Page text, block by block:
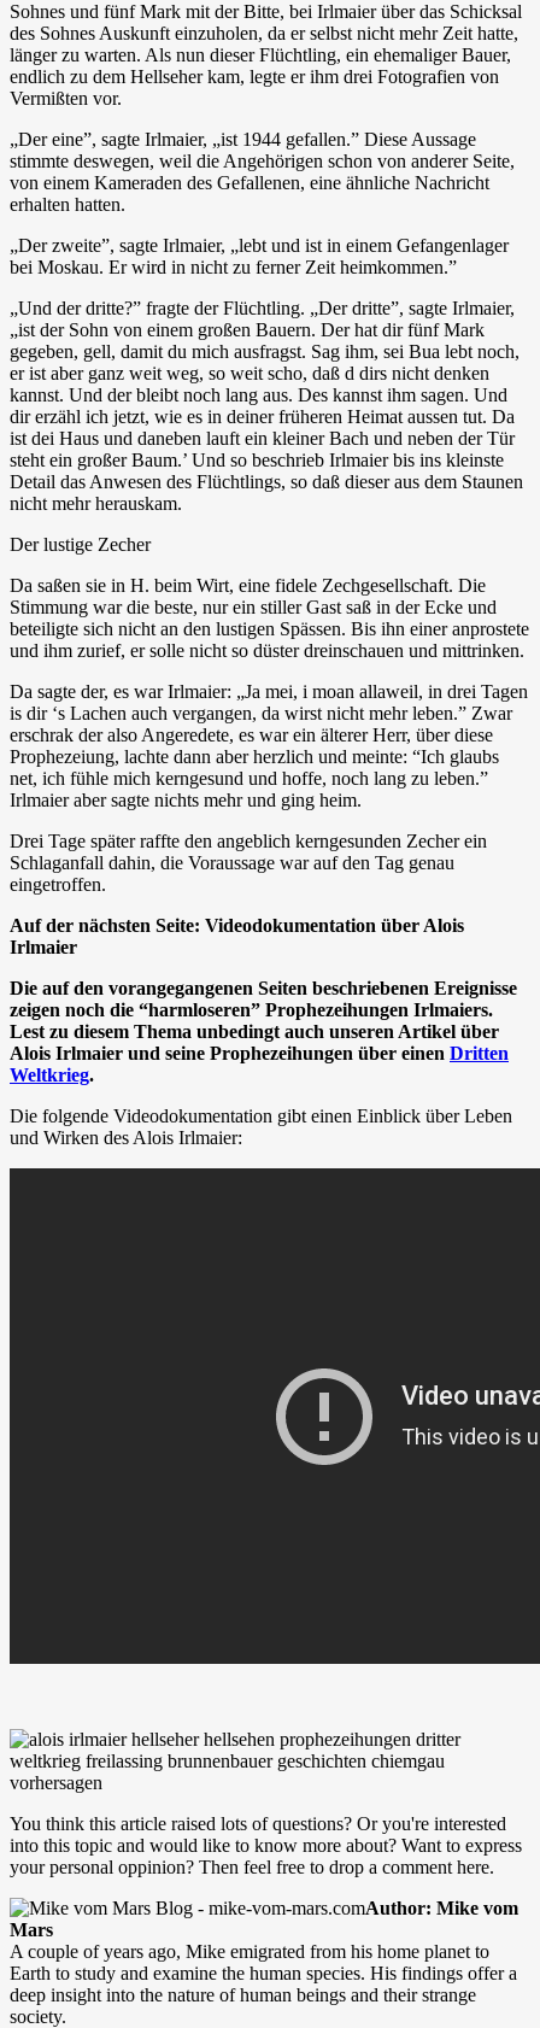
Sohnes und fünf Mark mit der Bitte, bei Irlmaier über das Schicksal
des Sohnes Auskunft einzuholen, da er selbst nicht mehr Zeit hatte,
länger zu warten. Als nun dieser Flüchtling, ein ehemaliger Bauer,
endlich zu dem Hellseher kam, legte er ihm drei Fotografien von
Vermißten vor.
„Der eine”, sagte Irlmaier, „ist 1944 gefallen.” Diese Aussage
stimmte deswegen, weil die Angehörigen schon von anderer Seite,
von einem Kameraden des Gefallenen, eine ähnliche Nachricht
erhalten hatten.
„Der zweite”, sagte Irlmaier, „lebt und ist in einem Gefangenlager
bei Moskau. Er wird in nicht zu ferner Zeit heimkommen.”
„Und der dritte?” fragte der Flüchtling. „Der dritte”, sagte Irlmaier,
„ist der Sohn von einem großen Bauern. Der hat dir fünf Mark
gegeben, gell, damit du mich ausfragst. Sag ihm, sei Bua lebt noch,
er ist aber ganz weit weg, so weit scho, daß d dirs nicht denken
kannst. Und der bleibt noch lang aus. Des kannst ihm sagen. Und
dir erzähl ich jetzt, wie es in deiner früheren Heimat aussen tut. Da
ist dei Haus und daneben lauft ein kleiner Bach und neben der Tür
steht ein großer Baum.’ Und so beschrieb Irlmaier bis ins kleinste
Detail das Anwesen des Flüchtlings, so daß dieser aus dem Staunen
nicht mehr herauskam.
Der lustige Zecher
Da saßen sie in H. beim Wirt, eine fidele Zechgesellschaft. Die
Stimmung war die beste, nur ein stiller Gast saß in der Ecke und
beteiligte sich nicht an den lustigen Spässen. Bis ihn einer anprostete
und ihm zurief, er solle nicht so düster dreinschauen und mittrinken.
Da sagte der, es war Irlmaier: „Ja mei, i moan allaweil, in drei Tagen
is dir ‘s Lachen auch vergangen, da wirst nicht mehr leben.” Zwar
erschrak der also Angeredete, es war ein älterer Herr, über diese
Prophezeiung, lachte dann aber herzlich und meinte: “Ich glaubs
net, ich fühle mich kerngesund und hoffe, noch lang zu leben.”
Irlmaier aber sagte nichts mehr und ging heim.
Drei Tage später raffte den angeblich kerngesunden Zecher ein
Schlaganfall dahin, die Voraussage war auf den Tag genau
eingetroffen.
Auf der nächsten Seite: Videodokumentation über Alois
Irlmaier
Die auf den vorangegangenen Seiten beschriebenen Ereignisse
zeigen noch die “harmloseren” Prophezeihungen Irlmaiers.
Lest zu diesem Thema unbedingt auch unseren Artikel über
Alois Irlmaier und seine Prophezeihungen über einen Dritten
Weltkrieg.
Die folgende Videodokumentation gibt einen Einblick über Leben
und Wirken des Alois Irlmaier:
You think this article raised lots of questions? Or you're interested
into this topic and would like to know more about? Want to express
your personal oppinion? Then feel free to drop a comment here.
Author: Mike vom
Mars
A couple of years ago, Mike emigrated from his home planet to
Earth to study and examine the human species. His findings offer a
deep insight into the nature of human beings and their strange
society.